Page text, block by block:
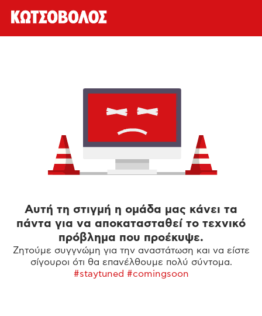
Αυτή τη στιγμή η ομάδα μας κάνει τα
πάντα για να αποκατασταθεί το τεχνικό
πρόβλημα που προέκυψε.
Ζητούμε συγγνώμη για την αναστάτωση και να είστε
σίγουροι ότι θα επανέλθουμε πολύ σύντομα.
#staytuned #comingsoon